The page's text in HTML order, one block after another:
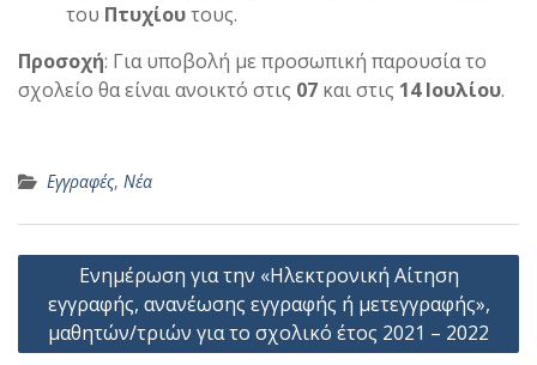
του Πτυχίουτους.
Προσοχή: Για υποβολή με προσωπική παρουσία το
σχολείο θα είναι ανοικτό στις 07 και στις 14 Ιουλίου.
Εγγραφές, Νέα
Πλοήγηση
άρθρων
Ενημέρωση για την «Ηλεκτρονική Αίτηση
εγγραφής, ανανέωσης εγγραφής ή μετεγγραφής»,
μαθητών/τριών για το σχολικό έτος 2021 – 2022